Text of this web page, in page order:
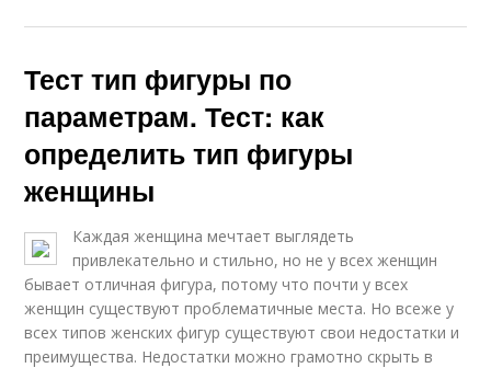
Тест тип фигуры по
параметрам. Тест: как
определить тип фигуры
женщины
Каждая женщина мечтает выглядеть
привлекательно и стильно, но не у всех женщин
бывает отличная фигура, потому что почти у всех
женщин существуют проблематичные места. Но всеже у
всех типов женских фигур существуют свои недостатки и
преимущества. Недостатки можно грамотно скрыть в